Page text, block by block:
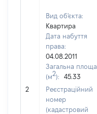
2
Вид об'єкта:
Квартира
Дата набуття
права:
04.08.2011
Загальна площа
(м2):
45.33
Реєстраційний
номер
(кадастровий